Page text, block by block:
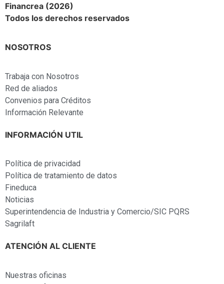
Financrea (2026)
Todos los derechos reservados
NOSOTROS
Trabaja con Nosotros
Red de aliados
Convenios para Créditos
Información Relevante
INFORMACIÓN UTIL
Política de privacidad
Política de tratamiento de datos
Fineduca
Noticias
Superintendencia de Industria y Comercio/SIC PQRS
Sagrilaft
ATENCIÓN AL CLIENTE
Nuestras oficinas